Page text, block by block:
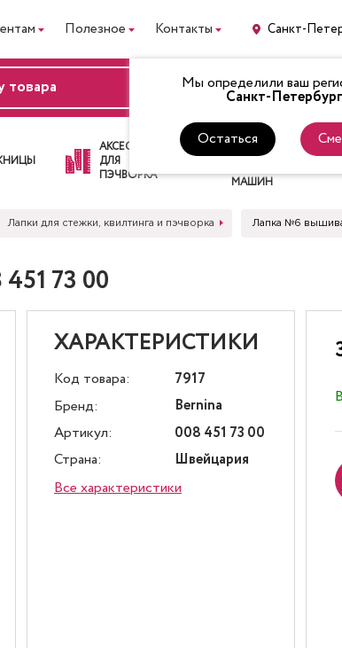
Полезное Контакты Санкт-
Мы определили ваш
Санкт-Петербург
Остаться
ВХОД
АКСЕССУАРЫ
ДЛЯ
ПЭЧВОРКА
ЛАПКИ
ДЛЯ
МАШИН
Лапки для стежки, квилтинга и пэчворка Лапка №6
73 00
ХАРАКТЕРИСТИКИ
Код товара:
7917
Бренд:
Bernina
Артикул:
008 451 73 00
Страна:
Швейцария
Все характеристики